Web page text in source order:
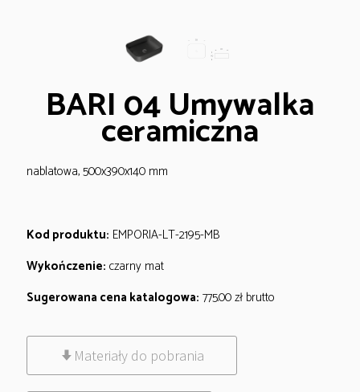
BARI 04 Umywalka
ceramiczna
nablatowa, 500x390x140 mm
Kod produktu: EMPORIA-LT-2195-MB
Wykończenie: czarny mat
Sugerowana cena katalogowa: 775.00zł brutto
Materiały do pobrania